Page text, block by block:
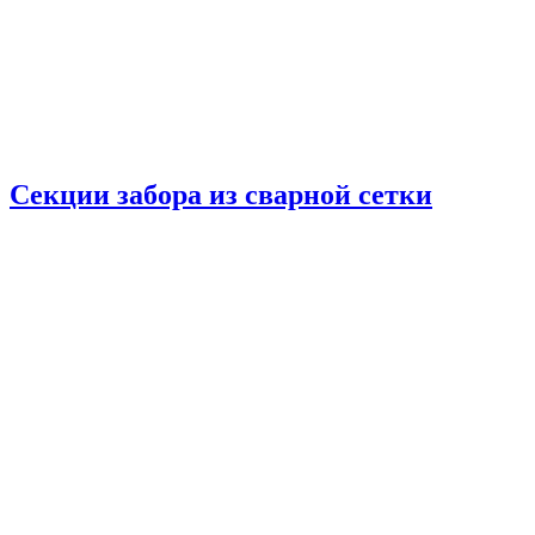
Секции забора из сварной сетки